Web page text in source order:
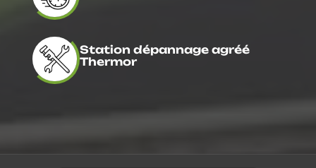
Station dépannage agréé
Thermor